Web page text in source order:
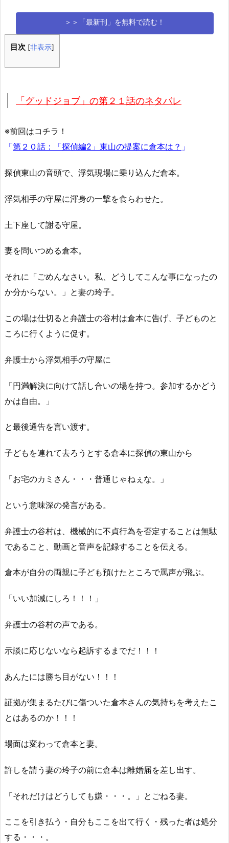
＞＞「最新刊」を無料で読む！
目次 [非表示]
「グッドジョブ」の第２１話のネタバレ
※前回はコチラ！
「第２０話：「探偵編2」東山の提案に倉本は？ 」
探偵東山の音頭で、浮気現場に乗り込んだ倉本。
浮気相手の守屋に渾身の一撃を食らわせた。
土下座して謝る守屋。
妻を問いつめる倉本。
それに「ごめんなさい。私、どうしてこんな事になったの
か分からない。」と妻の玲子。
この場は仕切ると弁護士の谷村は倉本に告げ、子どものと
ころに行くように促す。
弁護士から浮気相手の守屋に
「円満解決に向けて話し合いの場を持つ。参加するかどう
かは自由。」
と最後通告を言い渡す。
子どもを連れて去ろうとする倉本に探偵の東山から
「お宅のカミさん・・・普通じゃねぇな。」
という意味深の発言がある。
弁護士の谷村は、機械的に不貞行為を否定することは無駄
であること、動画と音声を記録することを伝える。
倉本が自分の両親に子ども預けたところで罵声が飛ぶ。
「いい加減にしろ！！！」
弁護士の谷村の声である。
示談に応じないなら起訴するまでだ！！！
あんたには勝ち目がない！！！
証拠が集まるたびに傷ついた倉本さんの気持ちを考えたこ
とはあるのか！！！
場面は変わって倉本と妻。
許しを請う妻の玲子の前に倉本は離婚届を差し出す。
「それだけはどうしても嫌・・・。」とごねる妻。
ここを引き払う・自分もここを出て行く・残った者は処分
する・・・。